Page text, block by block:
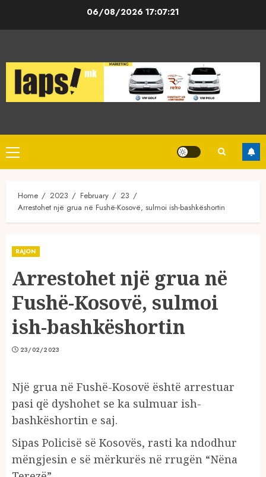
06/08/2026 17:07:21
Primary
Menu
Home 2023 February
23
Arrestohet një grua në Fushë-Kosovë, sulmoi ish-bashkëshortin
RAJON
Arrestohet një grua në
Fushë-Kosovë, sulmoi
ish-bashkëshortin
23/02/2023
Një grua në Fushë-Kosovë është arrestuar
pasi që dyshohet se ka sulmuar ish-
bashkëshortin e saj.
Sipas Policisë së Kosovës, rasti ka ndodhur
mëngjesin e së mërkurës në rrugën “Nëna